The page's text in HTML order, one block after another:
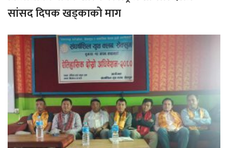
सांसद दिपक खड्काको माग